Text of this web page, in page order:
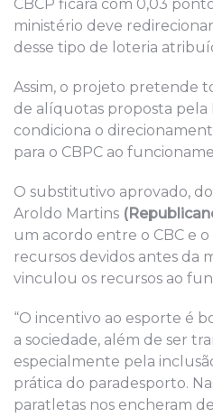
CBCP ficará com 0,03
ministério deve
desse tipo de loteria
Assim, o projeto pretende
de alíquotas proposta pela
condiciona o
para o CBPC ao
O substitutivo aprovado,
Aroldo Martins
um acordo entre o CBC e
recursos devidos antes da
vinculou os recursos ao
“O incentivo ao esporte é
a sociedade, além de ser
especialmente pela
prática do paradesporto.
paratletas nos encheram